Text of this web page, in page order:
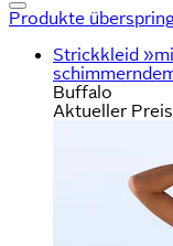
Produkte
Strickkleid
Buffalo
Aktueller Preis